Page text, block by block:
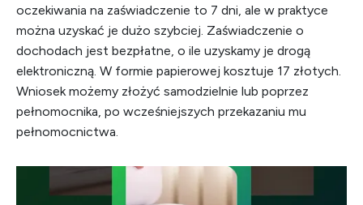
oczekiwania na zaświadczenie to 7 dni, ale w praktyce
można uzyskać je dużo szybciej. Zaświadczenie o
dochodach jest bezpłatne, o ile uzyskamy je drogą
elektroniczną. W formie papierowej kosztuje 17 złotych.
Wniosek możemy złożyć samodzielnie lub poprzez
pełnomocnika, po wcześniejszych przekazaniu mu
pełnomocnictwa.